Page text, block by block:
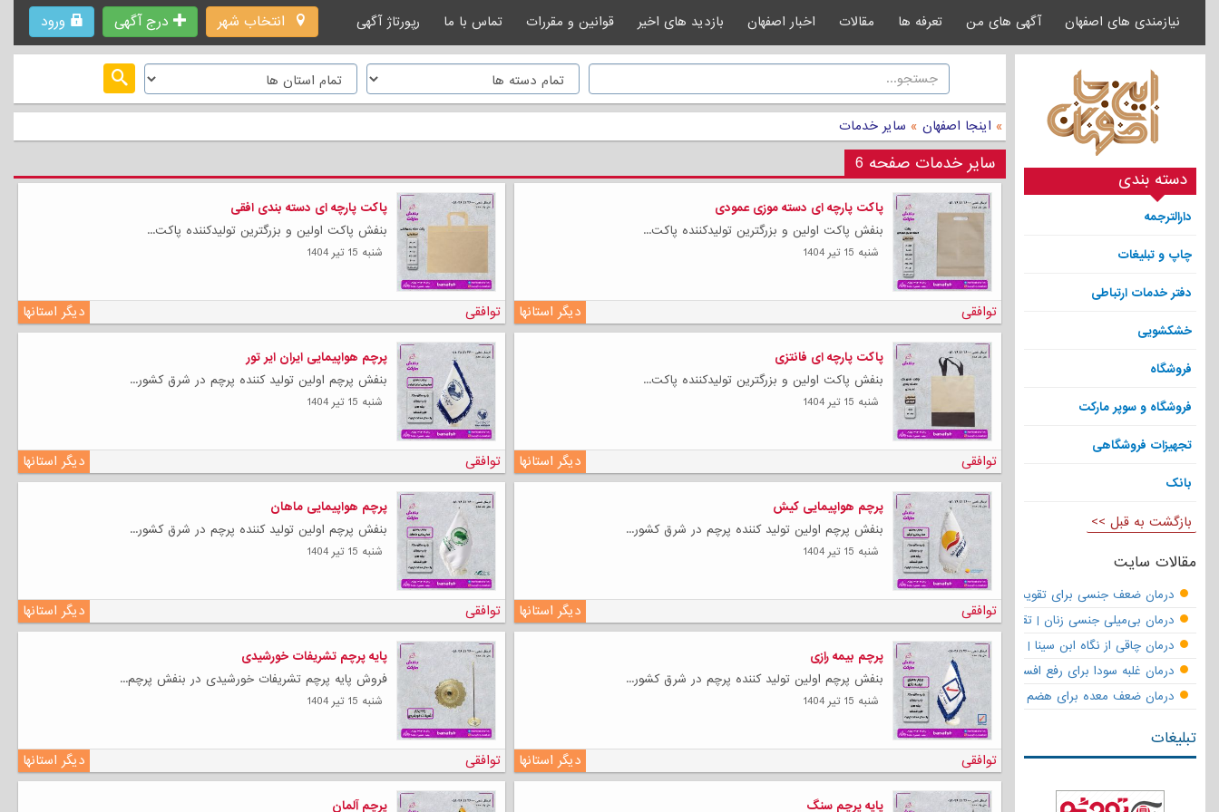
انتخاب شهر درج آگهی ورود نیازمندی های اصفهان آگهی های من تعرفه ها مقالات اخبار اصفهان بازدید های اخیر قوانین و مقررات تماس با ما رپورتاژ آگهی
دسته بندی
دارالترجمه
چاپ و تبلیغات
دفتر خدمات ارتباطی
خشکشویی
فروشگاه
فروشگاه و سوپر مارکت
تجهیزات فروشگاهی
بانک
بازگشت به قبل >>
مقالات سایت
درمان ضعف جنسی برای تقویت قوای مردانه | تقویت نعوظ و رفع زودانزالی
درمان بی‌میلی جنسی زنان | تقویت قوای جنسی و بازگشت لذت
درمان چاقی از نگاه ابن سینا | نسخه حکما برای کاهش وزن طبیعی
درمان غلبه سودا برای رفع افسردگی
درمان ضعف معده برای هضم قوی
تبلیغات
» اینجا اصفهان » سایر خدمات
سایر خدمات صفحه 6
پاکت پارچه ای دسته موزی عمودی
بنفش پاکت اولین و بزرگترین تولیدکننده پاکت...
شنبه 15 تیر 1404
دیگر استانها توافقی
پاکت پارچه ای دسته بندی افقی
بنفش پاکت اولین و بزرگترین تولیدکننده پاکت...
شنبه 15 تیر 1404
دیگر استانها توافقی
پاکت پارچه ای فانتزی
بنفش پاکت اولین و بزرگترین تولیدکننده پاکت...
شنبه 15 تیر 1404
دیگر استانها توافقی
پرچم هواپیمایی ایران ایر تور
بنفش پرچم اولین تولید کننده پرچم در شرق کشور...
شنبه 15 تیر 1404
دیگر استانها توافقی
پرچم هواپیمایی کیش
بنفش پرچم اولین تولید کننده پرچم در شرق کشور...
شنبه 15 تیر 1404
دیگر استانها توافقی
پرچم هواپیمایی ماهان
بنفش پرچم اولین تولید کننده پرچم در شرق کشور...
شنبه 15 تیر 1404
دیگر استانها توافقی
پرچم بیمه رازی
بنفش پرچم اولین تولید کننده پرچم در شرق کشور...
شنبه 15 تیر 1404
دیگر استانها توافقی
پایه پرچم تشریفات خورشیدی
فروش پایه پرچم تشریفات خورشیدی در بنفش پرچم...
شنبه 15 تیر 1404
دیگر استانها توافقی
پایه پرچم سنگ پرچم آلمان